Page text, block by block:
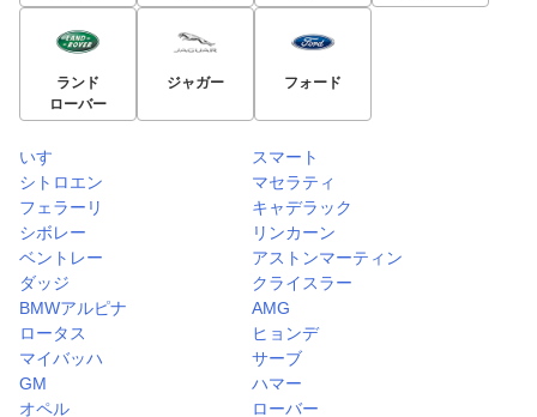
ランド
ローバー
ジャガー フォード
いすゞ
スマート
シトロエン
マセラティ
フェラーリ
キャデラック
シボレー
リンカーン
ベントレー
アストンマーティン
ダッジ
クライスラー
BMWアルピナ
AMG
ロータス
ヒョンデ
マイバッハ
サーブ
GM
ハマー
オペル
ローバー